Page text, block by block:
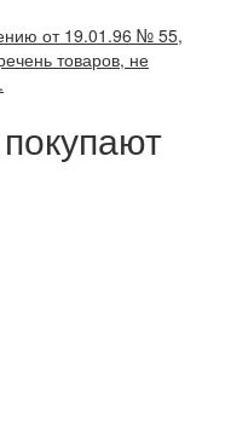
от 19.01.96 № 55,
товаров, не